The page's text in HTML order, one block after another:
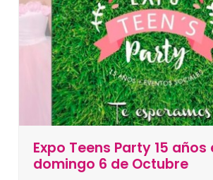
Expo Teens Party 15 años
domingo 6 de Octubre